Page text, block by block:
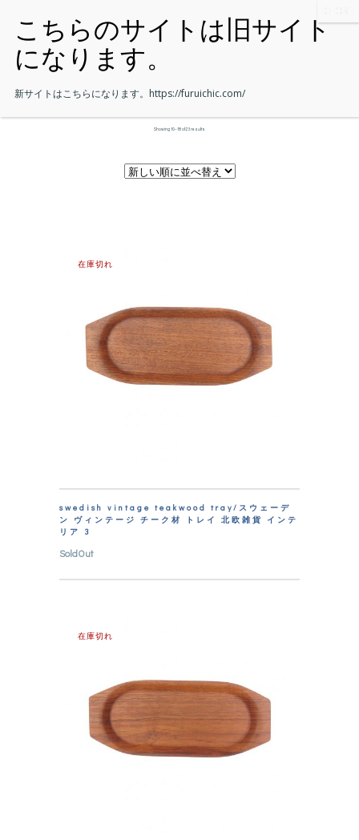
Showing 10–18 of 23 results
在庫切れ
swedish vintage teakwood tray/スウェーデ
ン ヴィンテージ チーク材 トレイ 北欧雑貨 インテ
リア 3
SoldOut
在庫切れ
新サイトはこちらになります。 https://furuichic.com/